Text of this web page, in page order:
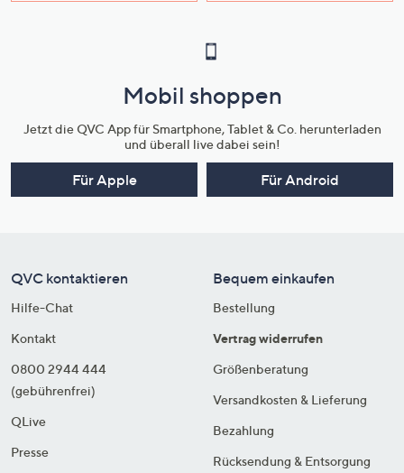
Mobil shoppen
Jetzt die QVC App für Smartphone, Tablet & Co. herunterladen
und überall live dabei sein!
Für Apple Für Android
QVC kontaktieren
Hilfe-Chat
Kontakt
0800 2944 444
(gebührenfrei)
QLive
Presse
Bequem einkaufen
Bestellung
Vertrag widerrufen
Größenberatung
Versandkosten & Lieferung
Bezahlung
Rücksendung & Entsorgung